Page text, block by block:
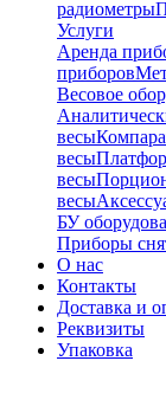
радиометры
Услуги
Аренда
приборов
Весовое
весы
весы
весы
весы
БУ
Приборы
О нас
Контакты
Доставка и
Реквизиты
Упаковка